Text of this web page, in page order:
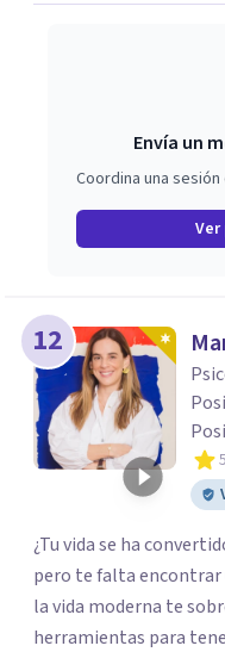
Envía un
Coordina una
12
5
¿Tu vida se ha
pero te falta encontrar un
la vida moderna te
herramientas para tener